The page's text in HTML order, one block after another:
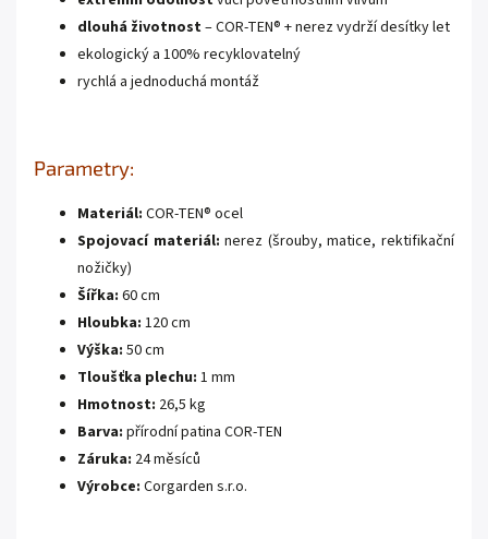
dlouhá životnost– COR-TEN® + nerez vydrží desítky let
ekologický a 100% recyklovatelný
rychlá a jednoduchá montáž
Parametry:
Materiál: COR-TEN® ocel
Spojovací materiál: nerez (šrouby, matice, rektifikační
nožičky)
Šířka: 60 cm
Hloubka: 120 cm
Výška: 50 cm
Tloušťka plechu: 1 mm
Hmotnost: 26,5 kg
Barva: přírodní patina COR-TEN
Záruka: 24 měsíců
Výrobce: Corgarden s.r.o.